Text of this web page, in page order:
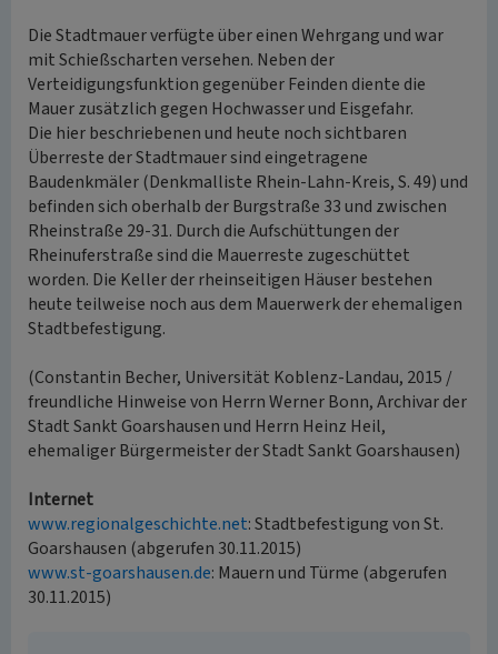
Die Stadtmauer verfügte über einen Wehrgang und war
mit Schießscharten versehen. Neben der
Verteidigungsfunktion gegenüber Feinden diente die
Mauer zusätzlich gegen Hochwasser und Eisgefahr.
Die hier beschriebenen und heute noch sichtbaren
Überreste der Stadtmauer sind eingetragene
Baudenkmäler (Denkmalliste Rhein-Lahn-Kreis, S. 49) und
befinden sich oberhalb der Burgstraße 33 und zwischen
Rheinstraße 29-31. Durch die Aufschüttungen der
Rheinuferstraße sind die Mauerreste zugeschüttet
worden. Die Keller der rheinseitigen Häuser bestehen
heute teilweise noch aus dem Mauerwerk der ehemaligen
Stadtbefestigung.
(Constantin Becher, Universität Koblenz-Landau, 2015 /
freundliche Hinweise von Herrn Werner Bonn, Archivar der
Stadt Sankt Goarshausen und Herrn Heinz Heil,
ehemaliger Bürgermeister der Stadt Sankt Goarshausen)
Internet
www.regionalgeschichte.net: Stadtbefestigung von St.
Goarshausen (abgerufen 30.11.2015)
www.st-goarshausen.de: Mauern und Türme (abgerufen
30.11.2015)